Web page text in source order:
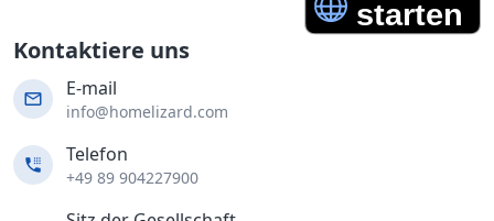
Kontaktiere uns
E-mail
info@homelizard.com
Telefon
+49 89 904227900